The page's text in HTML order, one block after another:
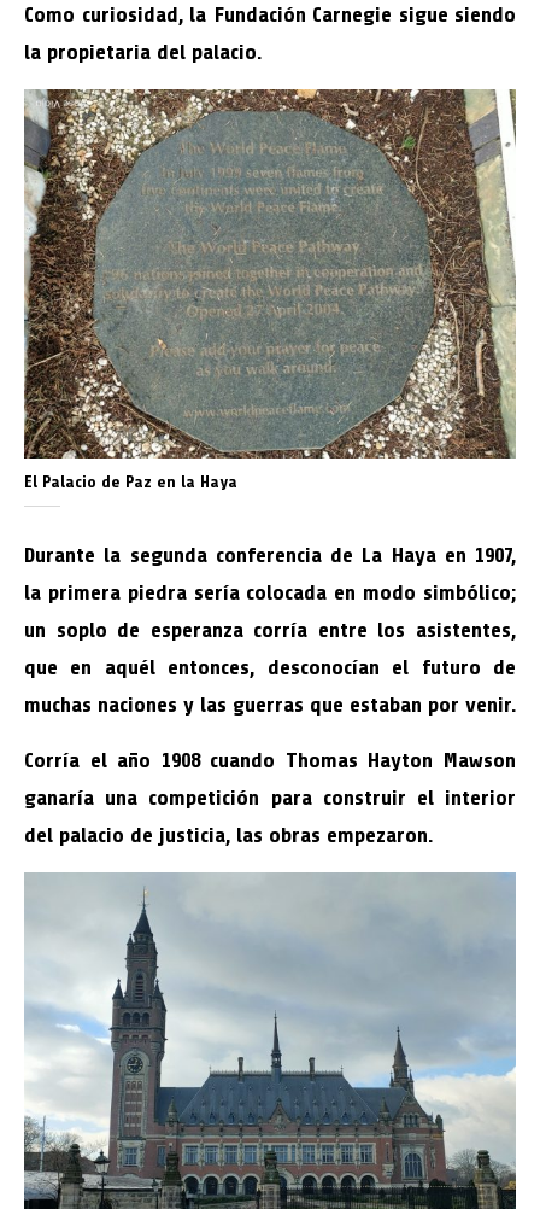
Como curiosidad, la Fundación Carnegie sigue siendo
la propietaria del palacio.
El Palacio de Paz en la Haya
Durante la segunda conferencia de La Haya en 1907,
la primera piedra sería colocada en modo simbólico;
un soplo de esperanza corría entre los asistentes,
que en aquél entonces, desconocían el futuro de
muchas naciones y las guerras que estaban por venir.
Corría el año 1908 cuando Thomas Hayton Mawson
ganaría una competición para construir el interior
del palacio de justicia, las obras empezaron.